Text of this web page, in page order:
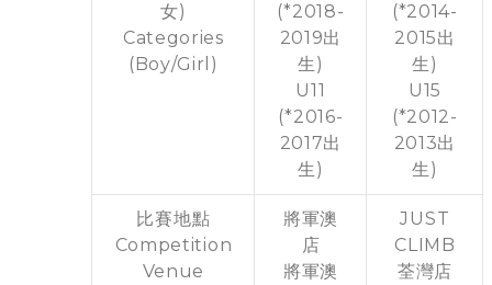
女)
Categories
(Boy/Girl)
(*2018-
2019出
生)
U11
(*2016-
2017出
生)
(*2014-
2015出
生)
U15
(*2012-
2013出
生)
比賽地點
Competition
Venue
將軍澳
店
將軍澳
JUST
CLIMB
荃灣店